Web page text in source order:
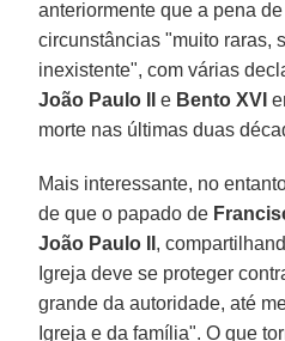
anteriormente que a pena
circunstâncias "muito raras,
inexistente", com várias
João Paulo II
e Bento XVI
morte nas últimas duas
Mais interessante, no
de que o papado de
João Paulo II ,
Igreja deve se proteger
grande da autoridade, até
Igreja e da família". O que